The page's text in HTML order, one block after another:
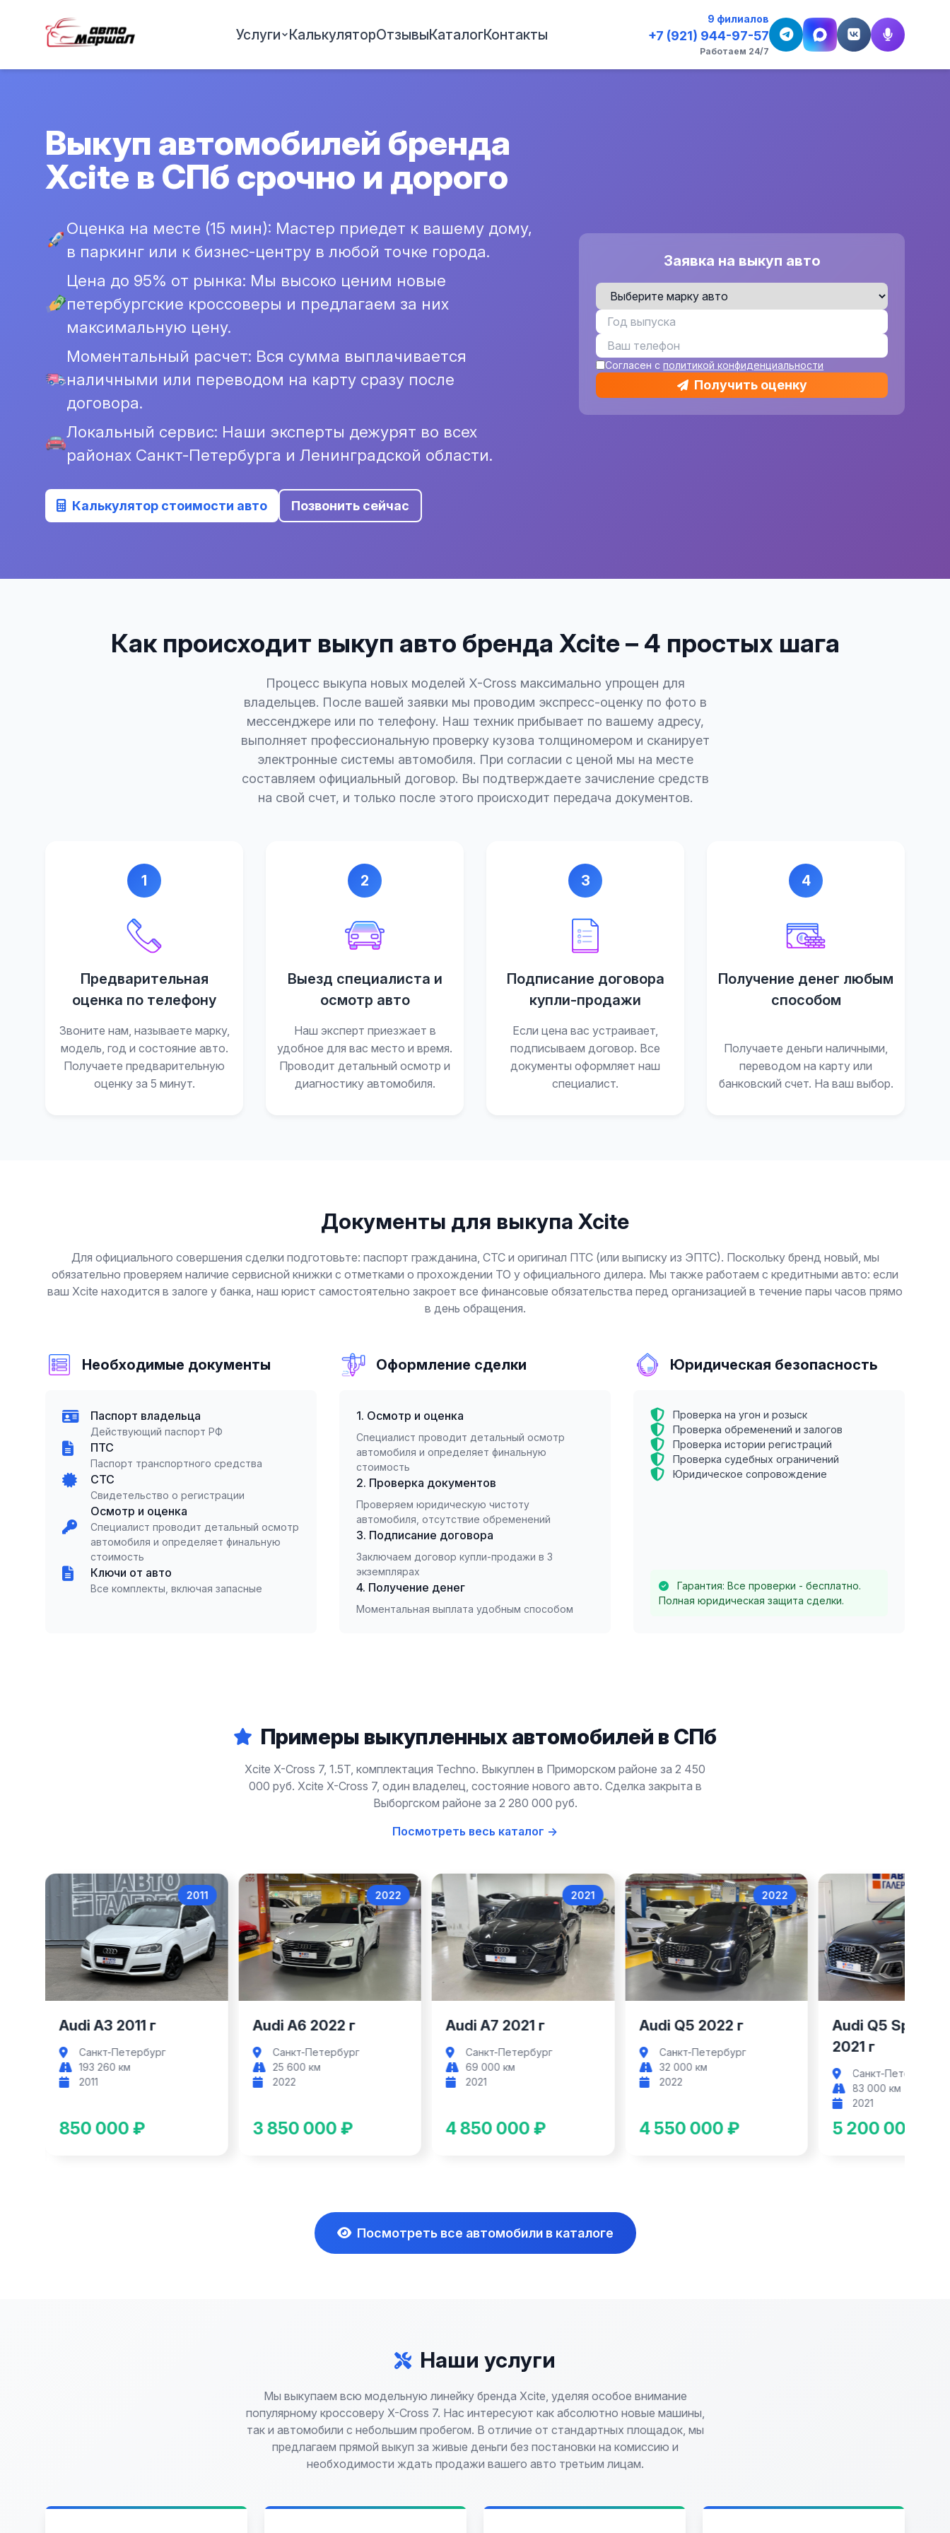
Услуги КалькуляторОтзывыКаталогКонтакты
9 филиалов
+7 (921) 944-97-57
Работаем 24/7
Выкуп автомобилей бренда
Xcite в СПб срочно и дорого
Оценка на месте (15 мин): Мастер приедет к вашему дому,
в паркинг или к бизнес-центру в любой точке города.
Цена до 95% от рынка: Мы высоко ценим новые
петербургские кроссоверы и предлагаем за них
максимальную цену.
Моментальный расчет: Вся сумма выплачивается
наличными или переводом на карту сразу после
договора.
Локальный сервис: Наши эксперты дежурят во всех
районах Санкт-Петербурга и Ленинградской области.
Калькулятор стоимости авто Позвонить сейчас
Заявка на выкуп авто
Согласен сполитикой конфиденциальности
Получить оценку
Как происходит выкуп авто бренда Xcite – 4 простых шага
Процесс выкупа новых моделей X-Cross максимально упрощен для
владельцев. После вашей заявки мы проводим экспресс-оценку по фото в
мессенджере или по телефону. Наш техник прибывает по вашему адресу,
выполняет профессиональную проверку кузова толщиномером и сканирует
электронные системы автомобиля. При согласии с ценой мы на месте
составляем официальный договор. Вы подтверждаете зачисление средств
на свой счет, и только после этого происходит передача документов.
1
Предварительная
оценка по телефону
Звоните нам, называете марку,
модель, год и состояние авто.
Получаете предварительную
оценку за 5 минут.
2
Выезд специалиста и
осмотр авто
Наш эксперт приезжает в
удобное для вас место и время.
Проводит детальный осмотр и
диагностику автомобиля.
3
Подписание договора
купли-продажи
Если цена вас устраивает,
подписываем договор. Все
документы оформляет наш
специалист.
4
Получение денег любым
способом
Получаете деньги наличными,
переводом на карту или
банковский счет. На ваш выбор.
Документы для выкупа Xcite
Для официального совершения сделки подготовьте: паспорт гражданина, СТС и оригинал ПТС (или выписку из ЭПТС). Поскольку бренд новый, мы
обязательно проверяем наличие сервисной книжки с отметками о прохождении ТО у официального дилера. Мы также работаем с кредитными авто: если
ваш Xcite находится в залоге у банка, наш юрист самостоятельно закроет все финансовые обязательства перед организацией в течение пары часов прямо
в день обращения.
Необходимые документы
Паспорт владельца
Действующий паспорт РФ
ПТС
Паспорт транспортного средства
СТС
Свидетельство о регистрации
Осмотр и оценка
Специалист проводит детальный осмотр
автомобиля и определяет финальную
стоимость
Ключи от авто
Все комплекты, включая запасные
Оформление сделки
1. Осмотр и оценка
Специалист проводит детальный осмотр
автомобиля и определяет финальную
стоимость
2. Проверка документов
Проверяем юридическую чистоту
автомобиля, отсутствие обременений
3. Подписание договора
Заключаем договор купли-продажи в 3
экземплярах
4. Получение денег
Моментальная выплата удобным способом
Юридическая безопасность
Проверка на угон и розыск
Проверка обременений и залогов
Проверка истории регистраций
Проверка судебных ограничений
Юридическое сопровождение
Гарантия: Все проверки - бесплатно.
Полная юридическая защита сделки.
Примеры выкупленных автомобилей в СПб
Xcite X-Cross 7, 1.5T, комплектация Techno. Выкуплен в Приморском районе за 2 450
000 руб. Xcite X-Cross 7, один владелец, состояние нового авто. Сделка закрыта в
Выборгском районе за 2 280 000 руб.
Посмотреть весь каталог →
Audi A3
2011
Audi A3 2011 г
Санкт-Петербург
193 260 км
2011
850 000 ₽
Audi A6
2022
Audi A6 2022 г
Санкт-Петербург
25 600 км
2022
3 850 000 ₽
Audi A7
2021
Audi A7 2021 г
Санкт-Петербург
69 000 км
2021
4 850 000 ₽
Audi Q5
2022
Audi Q5 2022 г
Санкт-Петербург
32 000 км
2022
4 550 000 ₽
Audi Q5
2021 г
Санкт-Петербург
83 000 км
2021
5 200 000 ₽
Посмотреть все автомобили в каталоге
Наши услуги
Мы выкупаем всю модельную линейку бренда Xcite, уделяя особое внимание
популярному кроссоверу X-Cross 7. Нас интересуют как абсолютно новые машины,
так и автомобили с небольшим пробегом. В отличие от стандартных площадок, мы
предлагаем прямой выкуп за живые деньги без постановки на комиссию и
необходимости ждать продажи вашего авто третьим лицам.